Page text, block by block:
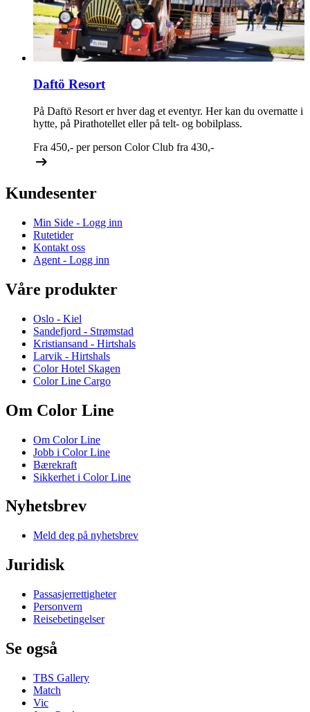
Daftö Resort
På Daftö Resort er hver dag et eventyr. Her kan du overnatte i
hytte, på Pirathotellet eller på telt- og bobilplass.
Fra 450,- per person Color Club fra 430,-
Kundesenter
Min Side - Logg inn
Rutetider
Kontakt oss
Agent - Logg inn
Våre produkter
Oslo - Kiel
Sandefjord - Strømstad
Kristiansand - Hirtshals
Larvik - Hirtshals
Color Hotel Skagen
Color Line Cargo
Om Color Line
Om Color Line
Jobb i Color Line
Bærekraft
Sikkerhet i Color Line
Nyhetsbrev
Meld deg på nyhetsbrev
Juridisk
Passasjerrettigheter
Personvern
Reisebetingelser
Se også
TBS Gallery
Match
Vic